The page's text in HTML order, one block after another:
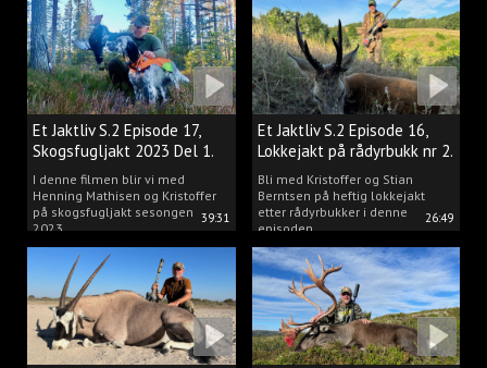
39:31
Et Jaktliv S.2 Episode 17,
Skogsfugljakt 2023 Del 1.
I denne filmen blir vi med
Henning Mathisen og Kristoffer
på skogsfugljakt sesongen
2023.
26:49
Et Jaktliv S.2 Episode 16,
Lokkejakt på rådyrbukk nr 2.
Bli med Kristoffer og Stian
Berntsen på heftig lokkejakt
etter rådyrbukker i denne
episoden.